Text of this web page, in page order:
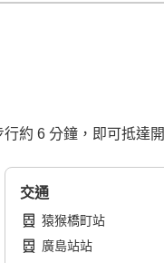
約 6 分鐘，即可抵達
交通
猿猴橋町站
廣島站站